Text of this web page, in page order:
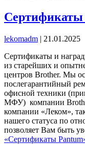
Сертификаты
lekomadm | 21.01.2025
Сертификаты и
из старейших и
центров Brother. Мы
послегарантийный
офисной техники
МФУ) компании
компании «Леком»,
нашего статуса по
позволяет Вам быть
«Сертификаты